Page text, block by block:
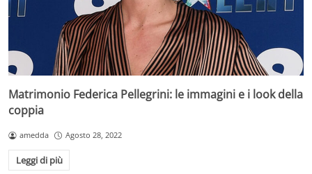
Matrimonio Federica Pellegrini: le immagini e i look della
coppia
amedda Agosto 28, 2022
Leggi di più